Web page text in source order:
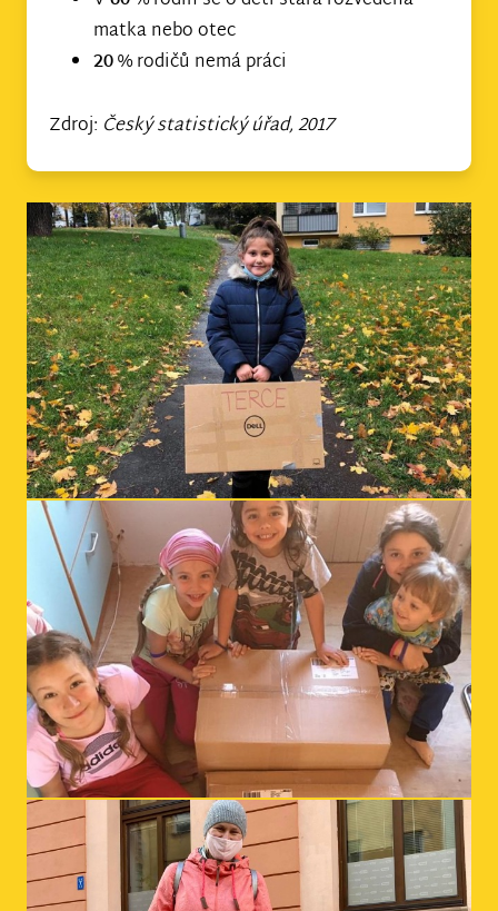
matka nebo otec
20% rodičů nemá práci
Zdroj: Český statistický úřad, 2017